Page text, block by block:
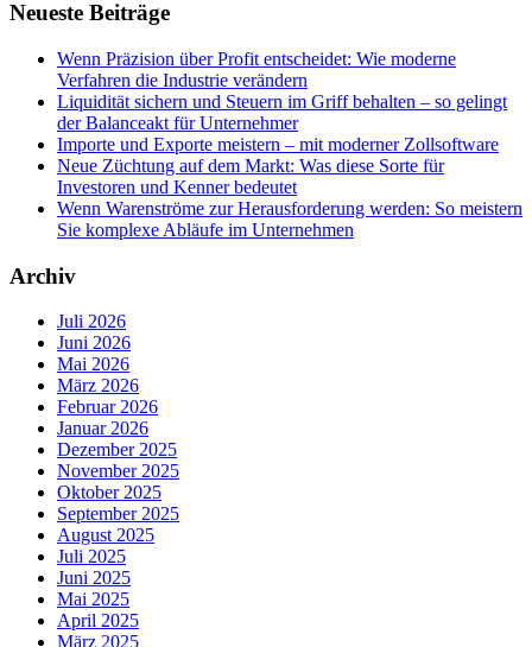
Neueste Beiträge
Wenn Präzision über Profit entscheidet: Wie moderne
Verfahren die Industrie verändern
Liquidität sichern und Steuern im Griff behalten – so gelingt
der Balanceakt für Unternehmer
Importe und Exporte meistern – mit moderner Zollsoftware
Neue Züchtung auf dem Markt: Was diese Sorte für
Investoren und Kenner bedeutet
Wenn Warenströme zur Herausforderung werden: So meistern
Sie komplexe Abläufe im Unternehmen
Archiv
Juli 2026
Juni 2026
Mai 2026
März 2026
Februar 2026
Januar 2026
Dezember 2025
November 2025
Oktober 2025
September 2025
August 2025
Juli 2025
Juni 2025
Mai 2025
April 2025
März 2025